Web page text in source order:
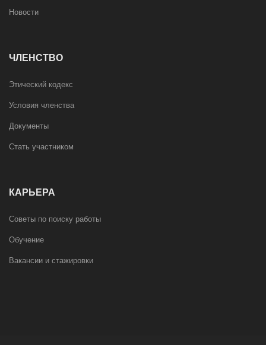
Новости
ЧЛЕНСТВО
Этический кодекс
Условия членства
Документы
Стать участником
КАРЬЕРА
Советы по поиску работы
Обучение
Вакансии и стажировки